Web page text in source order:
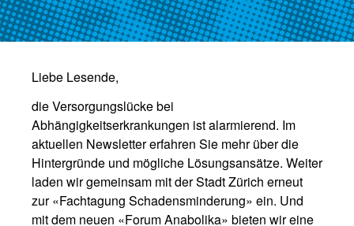
Liebe Lesende,
die Versorgungslücke bei
Abhängigkeitserkrankungen ist alarmierend. Im
aktuellen Newsletter erfahren Sie mehr über die
Hintergründe und mögliche Lösungsansätze. Weiter
laden wir gemeinsam mit der Stadt Zürich erneut
zur «Fachtagung Schadensminderung» ein. Und
mit dem neuen «Forum Anabolika» bieten wir eine